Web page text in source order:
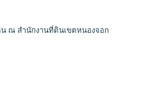
ณ สำนักงานที่ดินเขตหนองจอก